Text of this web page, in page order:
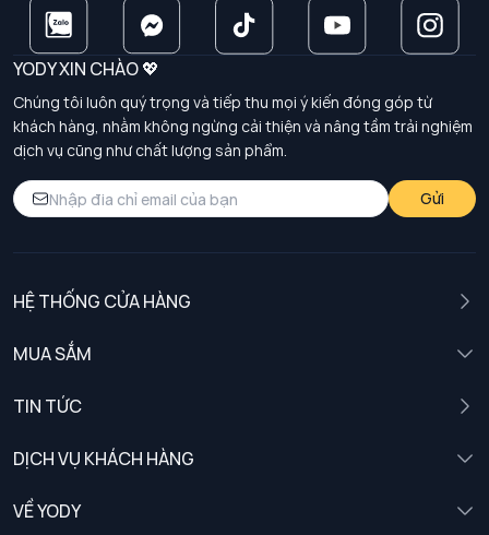
YODY XIN CHÀO 💖
Chúng tôi luôn quý trọng và tiếp thu mọi ý kiến đóng góp từ
khách hàng, nhằm không ngừng cải thiện và nâng tầm trải nghiệm
dịch vụ cũng như chất lượng sản phẩm.
Gửi
HỆ THỐNG CỬA HÀNG
MUA SẮM
TIN TỨC
DỊCH VỤ KHÁCH HÀNG
Chính sách khách hàng thân thiết
VỀ YODY